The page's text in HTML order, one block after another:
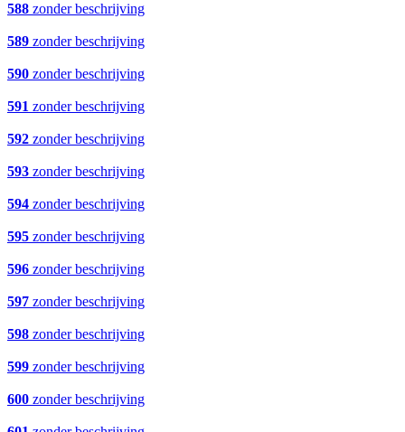
588 zonder beschrijving
589 zonder beschrijving
590 zonder beschrijving
591 zonder beschrijving
592 zonder beschrijving
593 zonder beschrijving
594 zonder beschrijving
595 zonder beschrijving
596 zonder beschrijving
597 zonder beschrijving
598 zonder beschrijving
599 zonder beschrijving
600 zonder beschrijving